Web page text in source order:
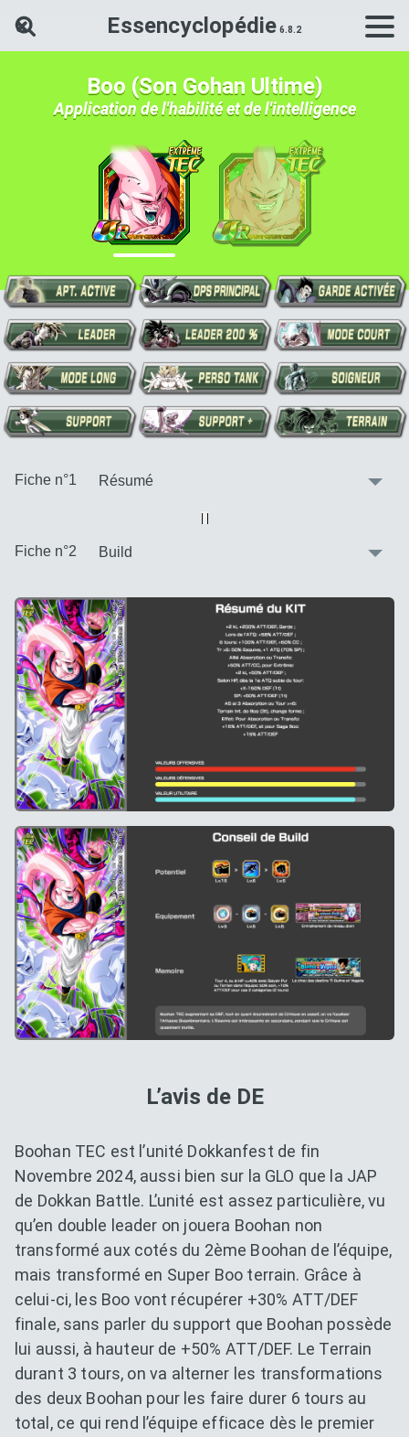
Essencyclopédie
Rechercher une carte Dokkan
Boo (Son Gohan Ultime)
Application de l'habilité et de l'intelligence
Fiche n°1
Vue alternative
Fiche n°2
L’avis de DE
Boohan TEC est l’unité Dokkanfest de fin
Novembre 2024, aussi bien sur la GLO que la JAP
de Dokkan Battle. L’unité est assez particulière, vu
qu’en double leader on jouera Boohan non
transformé aux cotés du 2ème Boohan de l’équipe,
mais transformé en Super Boo terrain. Grâce à
celui-ci, les Boo vont récupérer +30% ATT/DEF
finale, sans parler du support que Boohan possède
lui aussi, à hauteur de +50% ATT/DEF. Le Terrain
durant 3 tours, on va alterner les transformations
des deux Boohan pour les faire durer 6 tours au
total, ce qui rend l’équipe efficace dès le premier